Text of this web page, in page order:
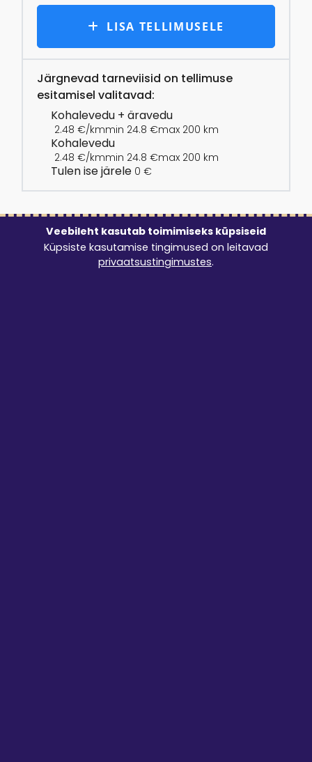
LISA TELLIMUSELE
Järgnevad tarneviisid on tellimuse
esitamisel valitavad:
Kohalevedu + äravedu
2.48 €/kmmin 24.8 €max 200 km
Kohalevedu
2.48 €/kmmin 24.8 €max 200 km
Tulen ise järele 0 €
Osta juurde
Veebileht kasutab toimimiseks küpsiseid
Küpsiste kasutamise tingimused on leitavad
privaatsustingimustes.